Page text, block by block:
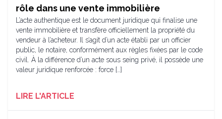
rôle dans une vente immobilière
L’acte authentique est le document juridique qui finalise une
vente immobilière et transfère officiellement la propriété du
vendeur à l’acheteur. Il s’agit d’un acte établi par un officier
public, le notaire, conformément aux règles fixées par le code
civil. À la différence d’un acte sous seing privé, il possède une
valeur juridique renforcée : force […]
LIRE L'ARTICLE